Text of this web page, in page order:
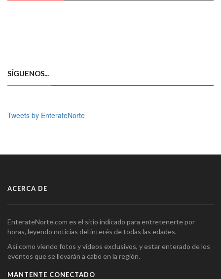
SÍGUENOS...
Tweets by EnterateNorte
ACERCA DE
EnterateNorte.com es el sitio indicado para entretenerte por
horas, leyendo noticias del interés de todas las edades.
Así como viendo fotos y videos exclusivos, y estar enterado de los
eventos que se llevarán a cabo en la región.
MANTENTE CONECTADO